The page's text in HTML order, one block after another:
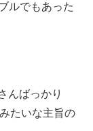
ルでもあった
んばっかり
たいな主旨の